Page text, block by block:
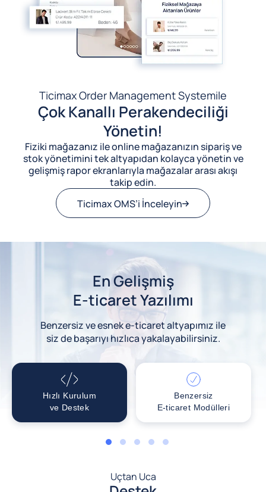
Ticimax Order Management Systemile
Çok Kanallı Perakendeciliği
Yönetin!
Fiziki mağazanız ile online mağazanızın sipariş ve
stok yönetimini tek altyapıdan kolayca yönetin ve
gelişmiş rapor ekranlarıyla mağazalar arası akışı
takip edin.
Ticimax OMS’i İnceleyin
En Gelişmiş
E-ticaret Yazılımı
Benzersiz ve esnek e-ticaret altyapımız ile
siz de başarıyı hızlıca yakalayabilirsiniz.
Hızlı Kurulum
ve Destek
Benzersiz
E-ticaret Modülleri
1 2 3 4 5
Uçtan Uca